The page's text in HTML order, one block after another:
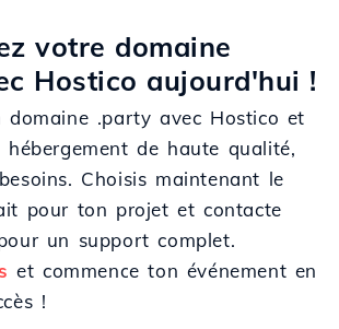
votre domaine
Hostico aujourd'hui !
domaine .party avec Hostico et
hébergement de haute qualité,
Choisis maintenant le
pour ton projet et contacte
un support complet.
et commence ton événement en
!